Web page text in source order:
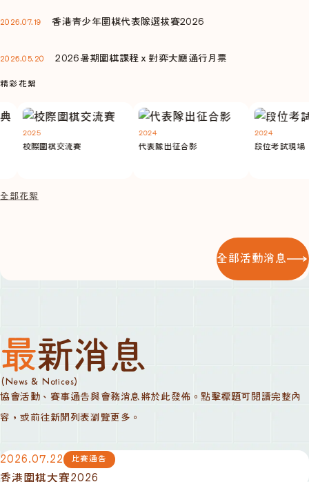
2026.07.19 香港青少年圍棋代表隊選拔賽2026
2026.05.20 2026暑期圍棋課程ｘ對弈大廳通行月票
精彩花絮
2025
校際圍棋交流賽
2024
代表隊出征合影
2024
段位考試現場
全部花絮
全部活動消息
最新消息
(News & Notices)
協會活動、賽事通告與會務消息將於此發佈。點擊標題可閱讀完整內
容，或前往新聞列表瀏覽更多。
2026.07.22 比賽通告
香港圍棋大賽2026